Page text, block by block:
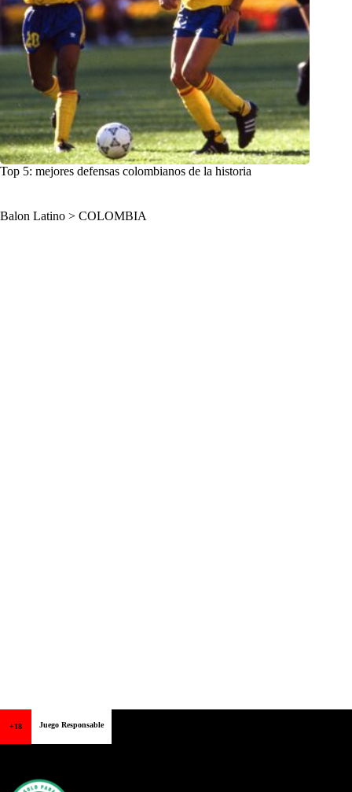
Top 5: mejores defensas colombianos de la historia
Balon Latino > COLOMBIA
+18 Juego Responsable